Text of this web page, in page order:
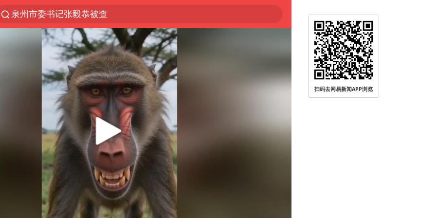
“电影+”如何激发千亿级消费新活力？
全球首个长时储能一体化产业园量产
中国女篮70-67险胜尼日利亚女篮
上海：台风白海豚或将带来龙卷风
四川宜宾市高县4.9级地震致1人死亡
名创优品回应女子吐槽内裤质量差
台风白海豚已进入24小时警戒线
中巨芯：上半年归母净利润1405.77万元
秋天的第一杯奶茶到底有多火
38岁演员求职万岁山NPC成功
国乒男单横滨冠军赛全军覆没
扫码去网易新闻APP浏览